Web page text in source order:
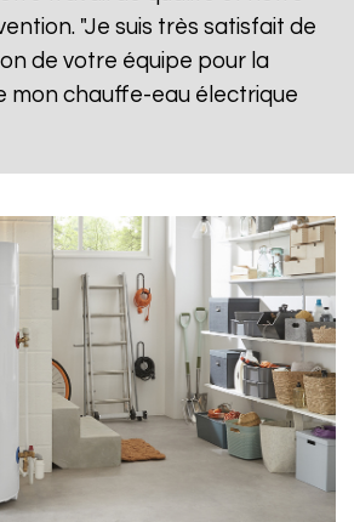
"Je suis très satisfait de
de votre équipe pour la
mon chauffe-eau électrique